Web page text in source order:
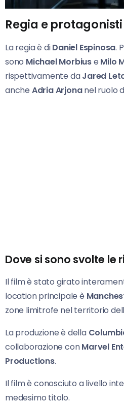
Regia e
La regia è diDaniel Espinosa.
sono Michael Morbiuse Milo
rispettivamente daJared
anche Adria Arjonanel ruolo
Dove si sono svolte le
Il film è stato girato
location principale è
zone limitrofe nel territorio
La produzione è della
collaborazione conMarvel
Productions.
Il film è conosciuto a livello
medesimo titolo.